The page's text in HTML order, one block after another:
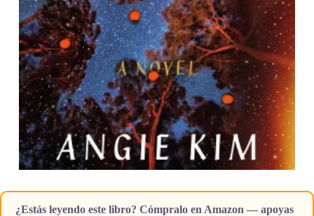
¿Estás leyendo este libro? Cómpralo en Amazon — apoyas